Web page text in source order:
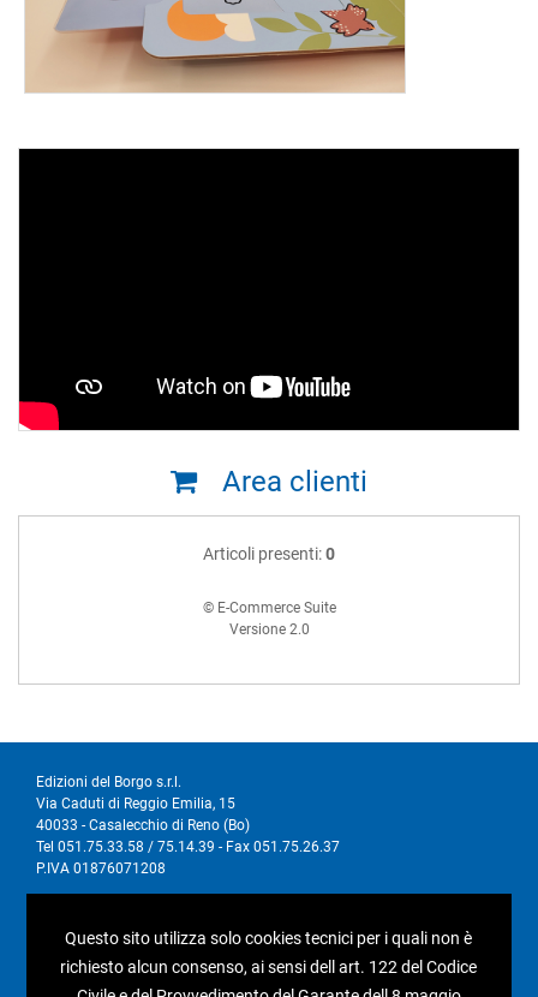
Area clienti
Articoli presenti:0
© E-Commerce Suite
Versione 2.0
Edizioni del Borgo s.r.l.
Via Caduti di Reggio Emilia, 15
40033 - Casalecchio di Reno (Bo)
Tel 051.75.33.58 / 75.14.39 - Fax 051.75.26.37
P.IVA 01876071208
I nostri social
Questo sito utilizza solo cookies tecnici per i quali non è
richiesto alcun consenso, ai sensi dell art. 122 del Codice